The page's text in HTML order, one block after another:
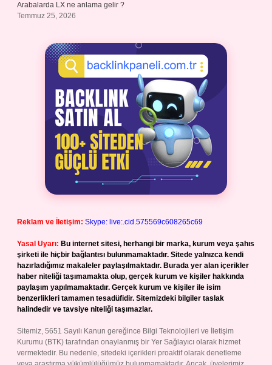
Arabalarda LX ne anlama gelir ?
Temmuz 25, 2026
Reklam ve İletişim: Skype: live:.cid.575569c608265c69
Yasal Uyarı: Bu internet sitesi, herhangi bir marka, kurum veya şahıs
şirketi ile hiçbir bağlantısı bulunmamaktadır. Sitede yalnızca kendi
hazırladığımız makaleler paylaşılmaktadır. Burada yer alan içerikler
haber niteliği taşımamakta olup, gerçek kurum ve kişiler hakkında
paylaşım yapılmamaktadır. Gerçek kurum ve kişiler ile isim
benzerlikleri tamamen tesadüfidir. Sitemizdeki bilgiler taslak
halindedir ve tavsiye niteliği taşımazlar.
Sitemiz, 5651 Sayılı Kanun gereğince Bilgi Teknolojileri ve İletişim
Kurumu (BTK) tarafından onaylanmış bir Yer Sağlayıcı olarak hizmet
vermektedir. Bu nedenle, sitedeki içerikleri proaktif olarak denetleme